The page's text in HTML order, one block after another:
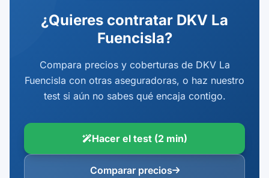
¿Quieres contratar DKV La
Fuencisla?
Compara precios y coberturas de DKV La
Fuencisla con otras aseguradoras, o haz nuestro
test si aún no sabes qué encaja contigo.
Hacer el test (2 min)
Comparar precios